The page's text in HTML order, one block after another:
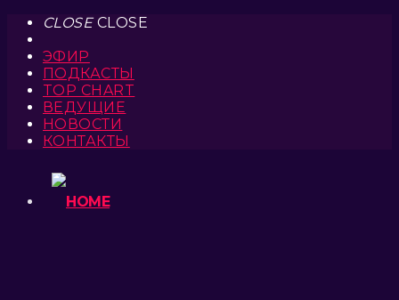
CLOSECLOSE
ЭФИР
ПОДКАСТЫ
TOP CHART
ВЕДУЩИЕ
НОВОСТИ
КОНТАКТЫ